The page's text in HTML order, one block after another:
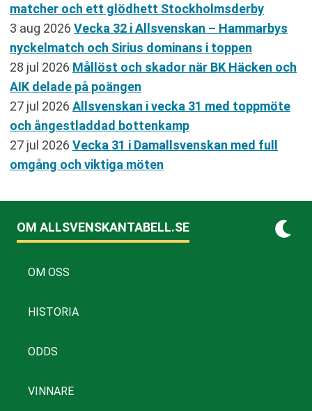
matcher och ett glödhett Stockholmsderby
3 aug 2026 Vecka 32 i Allsvenskan – Hammarbys
nyckelmatch och Sirius dominans i toppen
28 jul 2026 Mållöst och skador när BK Häcken och
AIK delade på poängen
27 jul 2026 Allsvenskan i vecka 31 med toppmöte
och ångestladdad bottenkamp
27 jul 2026 Vecka 31 i Damallsvenskan med full
omgång och viktiga möten
OM ALLSVENSKANTABELL.SE
OM OSS
HISTORIA
ODDS
VINNARE